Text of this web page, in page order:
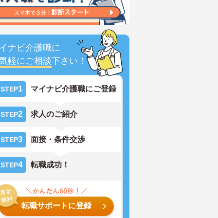
ナビ介護職に
軽にご相談下さい！
STEP1 マイナビ介護職にご登録
STEP2 求人のご紹介
STEP3 面接・条件交渉
STEP4 転職成功！
転職サポートに登録